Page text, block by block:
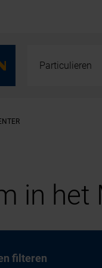
Particulieren
in het
filteren